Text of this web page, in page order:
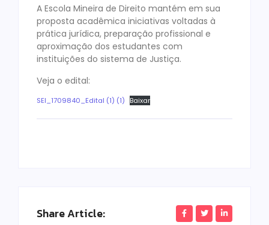
A Escola Mineira de Direito mantém em sua
proposta acadêmica iniciativas voltadas à
prática jurídica, preparação profissional e
aproximação dos estudantes com
instituições do sistema de Justiça.
Veja o edital:
SEI_1709840_Edital (1) (1) Baixar
Share Article: